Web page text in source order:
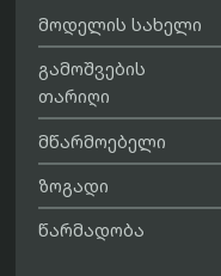
მოდელის სახელი
გამოშვების
თარიღი
მწარმოებელი
ზოგადი
წარმადობა